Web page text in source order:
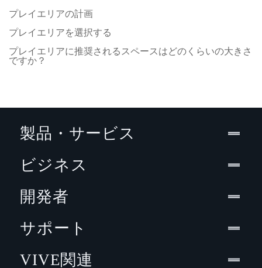
プレイエリアの計画
プレイエリアを選択する
プレイエリアに推奨されるスペースはどのくらいの大きさ
ですか？
製品・サービス
ビジネス
開発者
サポート
VIVE関連